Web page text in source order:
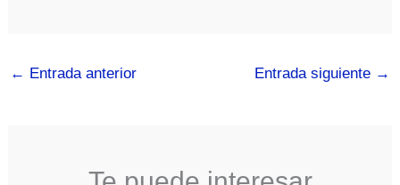
← Entrada anterior Entrada siguiente →